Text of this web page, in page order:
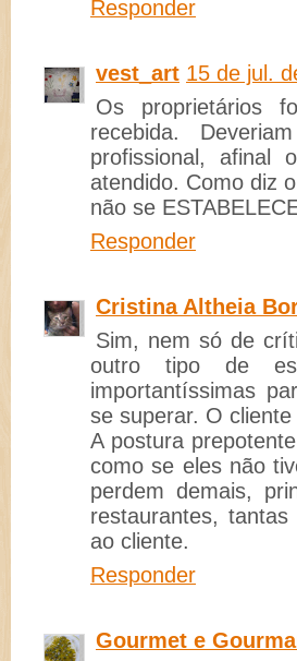
Responder
vest_art 15 de jul.
Os proprietários
recebida.
profissional,
atendido. Como diz
não se
Responder
Cristina Altheia
Sim, nem só de
outro tipo de
importantíssimas
se superar. O
A postura
como se eles não
perdem demais,
restaurantes,
ao cliente.
Responder
Gourmet e